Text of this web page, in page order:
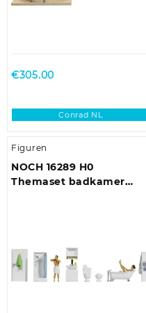
€305.00
Conrad NL
Figuren
NOCH 16289 H0
Themaset badkamer